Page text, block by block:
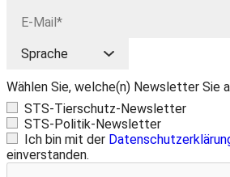
Wählen Sie, welche(n) Newsletter Sie
STS-Tierschutz-Newsletter
STS-Politik-Newsletter
Ich bin mit der
einverstanden.